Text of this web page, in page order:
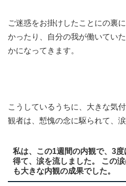
ご迷惑をお掛けしたことにの裏
かったり、自分の我が働いてい
かになってきます。
こうしているうちに、大きな気
観者は、慙愧の念に駆られて、
私は、この1週間の内観で、3
得て、涙を流しました。 この
も大きな内観の成果でした。